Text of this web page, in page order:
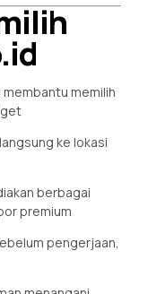
membantu memilih
ke lokasi
berbagai
premium
pengerjaan,